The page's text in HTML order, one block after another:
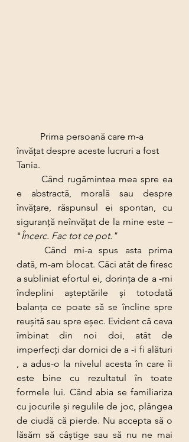
învăţat despre aceste lucruri a fost
Tania.
e abstractă, morală sau despre
învăţare, răspunsul ei spontan, cu
siguranţă neînvăţat de la mine este –
"Încerc. Fac tot ce pot."
	Când mi-a spus asta prima
dată, m-am blocat. Căci atât de firesc
a subliniat efortul ei, dorinţa de a -mi
îndeplini aşteptările şi totodată
balanţa ce poate să se încline spre
reuşită sau spre eşec. Evident că ceva
îmbinat din noi doi, atât de
imperfecţi dar dornici de a -i fi alături
, a adus-o la nivelul acesta în care îi
este bine cu rezultatul în toate
formele lui. Când abia se familiariza
cu jocurile şi regulile de joc, plângea
de ciudă că pierde. Nu accepta să o
lăsăm să câştige sau să nu ne mai